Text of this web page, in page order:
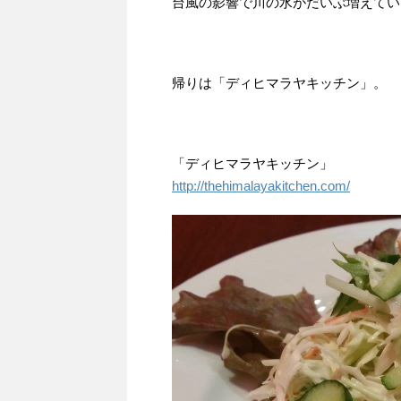
帰りは「ディヒマラヤキッチン」。
「ディヒマラヤキッチン」
http://thehimalayakitchen.com/